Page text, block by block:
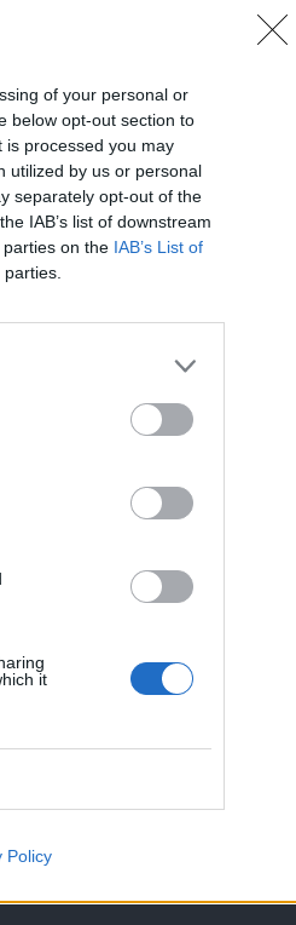
of your personal or
below opt-out section to
processed you may
utilized by us or personal
separately opt-out of the
IAB’s list of downstream
on the IAB’s List of
it
Policy